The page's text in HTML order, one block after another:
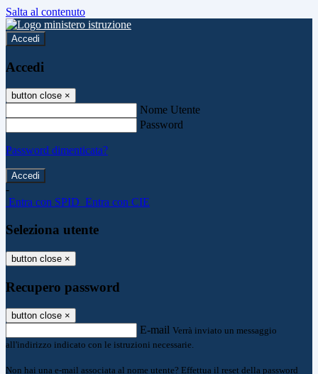
Salta al contenuto
Accedi
Accedi
button close ×
Nome Utente
Password
Password dimenticata?
-
Entra con SPID Entra con CIE
Seleziona utente
button close ×
Recupero password
button close ×
E-mail Verrà inviato un messaggio
all'indirizzo indicato con le istruzioni necessarie.
Non hai una e-mail associata al nome utente? Effettua il reset della password